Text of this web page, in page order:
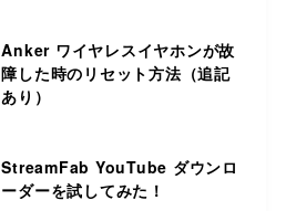
Anker ワイヤレスイヤホンが故
障した時のリセット方法（追記
あり）
StreamFab YouTube ダウンロ
ーダーを試してみた！